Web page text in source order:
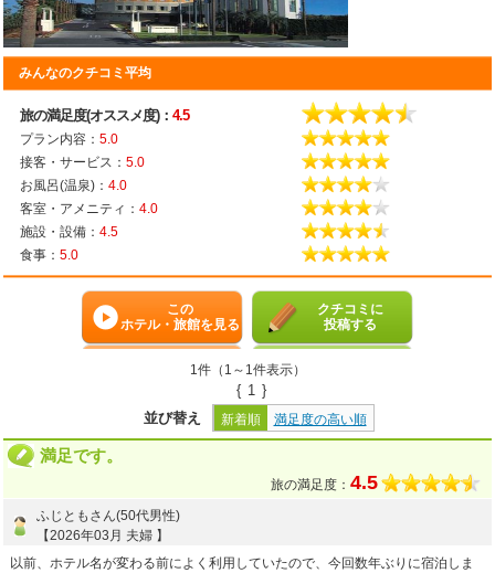
みんなのクチコミ平均
旅の満足度(オススメ度)： 4.5
プラン内容： 5.0
接客・サービス： 5.0
お風呂(温泉)： 4.0
客室・アメニティ： 4.0
施設・設備： 4.5
食事： 5.0
この
ホテル・旅館を見る
クチコミに
投稿する
1件（1～1件表示）
{ 1 }
並び替え
新着順 満足度の高い順
満足です。
旅の満足度： 4.5
ふじともさん(50代男性)
【2026年03月 夫婦 】
以前、ホテル名が変わる前によく利用していたので、今回数年ぶりに宿泊しま